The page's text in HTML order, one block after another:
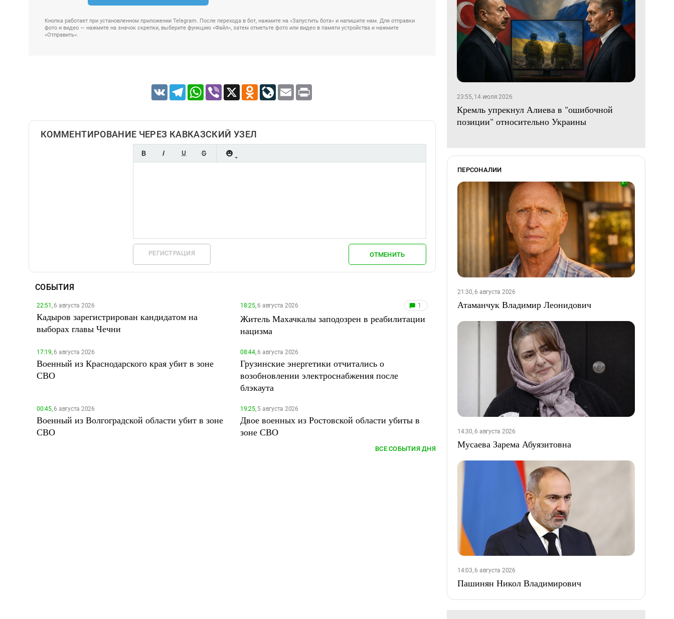
Кнопка работает при установленном приложении Telegram. После перехода в бот, нажмите на «Запустить бота» и напишите нам. Для отправки
фото и видео — нажмите на значок скрепки, выберите функцию «Файл», затем отметьте фото или видео в памяти устройства и нажмите
«Отправить».
VK TelegramWhatsApp
Viber X Odnoklassniki
LiveJournal
Email
КОММЕНТИРОВАНИЕ ЧЕРЕЗ КАВКАЗСКИЙ УЗЕЛ
РЕГИСТРАЦИЯ ОТМЕНИТЬ
СОБЫТИЯ
22:51,6 августа 2026
Кадыров зарегистрирован кандидатом на
выборах главы Чечни
18:25,6 августа 2026 1
Житель Махачкалы заподозрен в реабилитации
нацизма
17:19,6 августа 2026
Военный из Краснодарского края убит в зоне
СВО
08:44,6 августа 2026
Грузинские энергетики отчитались о
возобновлении электроснабжения после
блэкаута
00:45,6 августа 2026
Военный из Волгоградской области убит в зоне
СВО
19:25,5 августа 2026
Двое военных из Ростовской области убиты в
зоне СВО
ВСЕ СОБЫТИЯ ДНЯ
23:55, 14 июля 2026
Кремль упрекнул Алиева в "ошибочной
позиции" относительно Украины
ПЕРСОНАЛИИ
21:30, 6 августа 2026
Атаманчук Владимир Леонидович
14:30, 6 августа 2026
Мусаева Зарема Абуязитовна
14:03, 6 августа 2026
Пашинян Никол Владимирович